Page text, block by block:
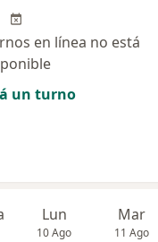
en línea no está
un turno
Lun
10 Ago
Mar
11 Ago